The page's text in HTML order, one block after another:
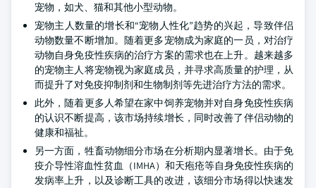
宠物，如犬、猫和其他小型动物。
宠物主人数量的增长和“宠物人性化”趋势的兴起，导致伴侣
动物数量不断增加。随着更多宠物成为家庭的一员，对治疗
动物自身免疫性疾病的治疗方案的需求也在上升。越来越多
的宠物主人将宠物视为家庭成员，并寻求高质量的护理，从
而提升了对免疫抑制剂和生物制剂等先进治疗方法的需求。
此外，随着更多人希望在家中饲养宠物并对自身免疫性疾病
的认识不断提高，该市场持续增长，同时改善了伴侣动物的
健康和福祉。
另一方面，牲畜动物细分市场在分析期内显著增长。由于免
疫介导性溶血性贫血（IMHA）和天疱疮等自身免疫性疾病的
发病率上升，以及诊断工具的改进，该细分市场得以快速发